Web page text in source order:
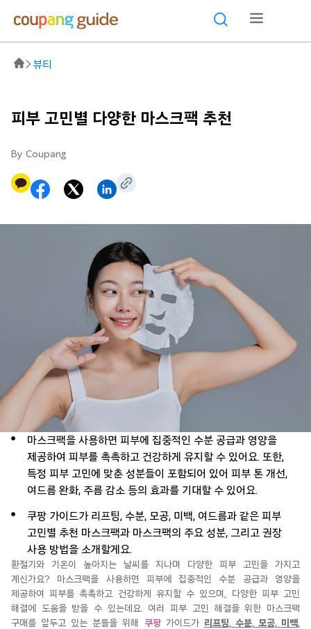
뷰티
피부 고민별 다양한 마스크팩 추천
By Coupang
마스크팩을 사용하면 피부에 집중적인 수분 공급과 영양을
제공하여 피부를 촉촉하고 건강하게 유지할 수 있어요. 또한,
특정 피부 고민에 맞춘 성분들이 포함되어 있어 피부 톤 개선,
여드름 완화, 주름 감소 등의 효과를 기대할 수 있어요.
쿠팡 가이드가 리프팅, 수분, 모공, 미백, 여드름과 같은 피부
고민별 추천 마스크팩과 마스크팩의 주요 성분, 그리고 권장
사용 방법을 소개할게요.
환절기와 기온이 높아지는 날씨를 지나며 다양한 피부 고민을 가지고
계신가요? 마스크팩을 사용하면 피부에 집중적인 수분 공급과 영양을
제공하여 피부를 촉촉하고 건강하게 유지할 수 있으며, 다양한 피부 고민
해결에 도움을 받을 수 있는데요. 여러 피부 고민 해결을 위한 마스크팩
구매를 앞두고 있는 분들을 위해
쿠팡가이드가 리프팅, 수분, 모공, 미백,